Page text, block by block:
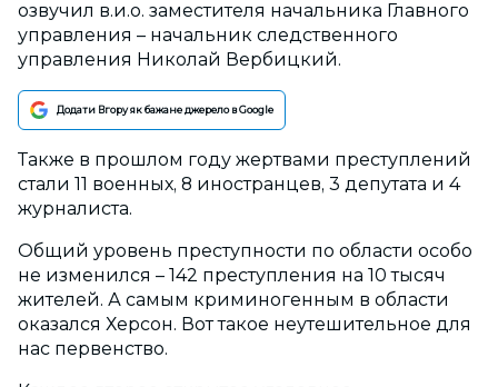
озвучил в.и.о. заместителя начальника Главного
управления – начальник следственного
управления Николай Вербицкий.
Додати Вгору як бажане джерело в Google
Также в прошлом году жертвами преступлений
стали 11 военных, 8 иностранцев, 3 депутата и 4
журналиста.
Общий уровень преступности по области особо
не изменился – 142 преступления на 10 тысяч
жителей. А самым криминогенным в области
оказался Херсон. Вот такое неутешительное для
нас первенство.